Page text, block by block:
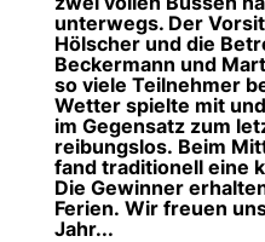
unterwegs. Der
Hölscher und die
Beckermann und
so viele Teilnehmer
Wetter spielte mit
im Gegensatz zum
reibungslos. Beim
fand traditionell eine
Die Gewinner
Ferien. Wir freuen
Jahr...